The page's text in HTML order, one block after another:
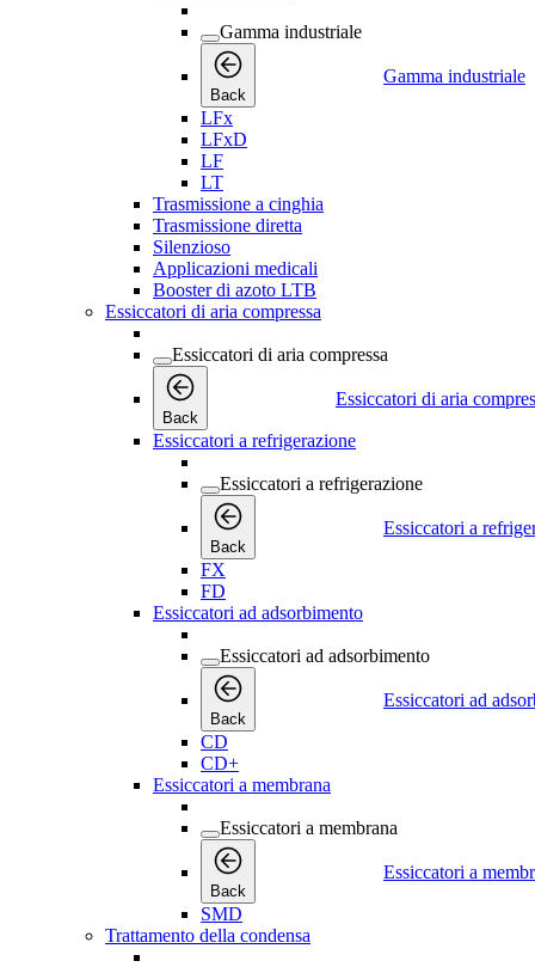
Gamma industriale
Back
Gamma industriale
LFx
LFxD
LF
LT
Trasmissione a cinghia
Trasmissione diretta
Silenzioso
Applicazioni medicali
Booster di azoto LTB
Essiccatori di aria compressa
Essiccatori di aria compressa
Back
Essiccatori di aria
Essiccatori a refrigerazione
Essiccatori a refrigerazione
Back
Essiccatori a
FX
FD
Essiccatori ad adsorbimento
Essiccatori ad adsorbimento
Back
Essiccatori ad
CD
CD+
Essiccatori a membrana
Essiccatori a membrana
Back
Essiccatori a
SMD
Trattamento della condensa